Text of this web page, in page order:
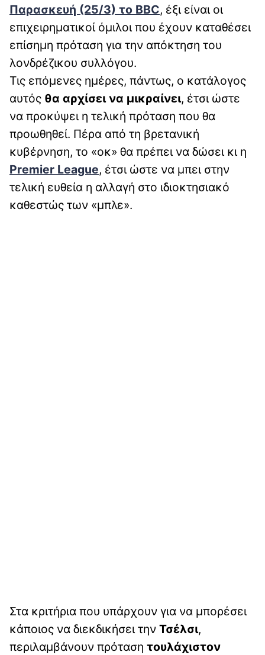
Παρασκευή (25/3) το BBC, έξι είναι οι
επιχειρηματικοί όμιλοι που έχουν καταθέσει
επίσημη πρόταση για την απόκτηση του
λονδρέζικου συλλόγου.
Τις επόμενες ημέρες, πάντως, ο κατάλογος
αυτός θα αρχίσει να μικραίνει, έτσι ώστε
να προκύψει η τελική πρόταση που θα
προωθηθεί. Πέρα από τη βρετανική
κυβέρνηση, το «οκ» θα πρέπει να δώσει κι η
Premier League, έτσι ώστε να μπει στην
τελική ευθεία η αλλαγή στο ιδιοκτησιακό
καθεστώς των «μπλε».
Στα κριτήρια που υπάρχουν για να μπορέσει
κάποιος να διεκδικήσει την Τσέλσι,
περιλαμβάνουν πρόταση τουλάχιστον